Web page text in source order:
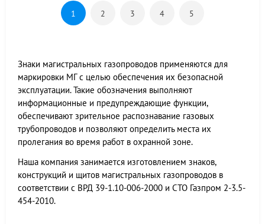
1 2 3 4 5
Знаки магистральных газопроводов применяются для
маркировки МГ с целью обеспечения их безопасной
эксплуатации. Такие обозначения выполняют
информационные и предупреждающие функции,
обеспечивают зрительное распознавание газовых
трубопроводов и позволяют определить места их
пролегания во время работ в охранной зоне.
Наша компания занимается изготовлением знаков,
конструкций и щитов магистральных газопроводов в
соответствии с ВРД 39-1.10-006-2000 и СТО Газпром 2-3.5-
454-2010.